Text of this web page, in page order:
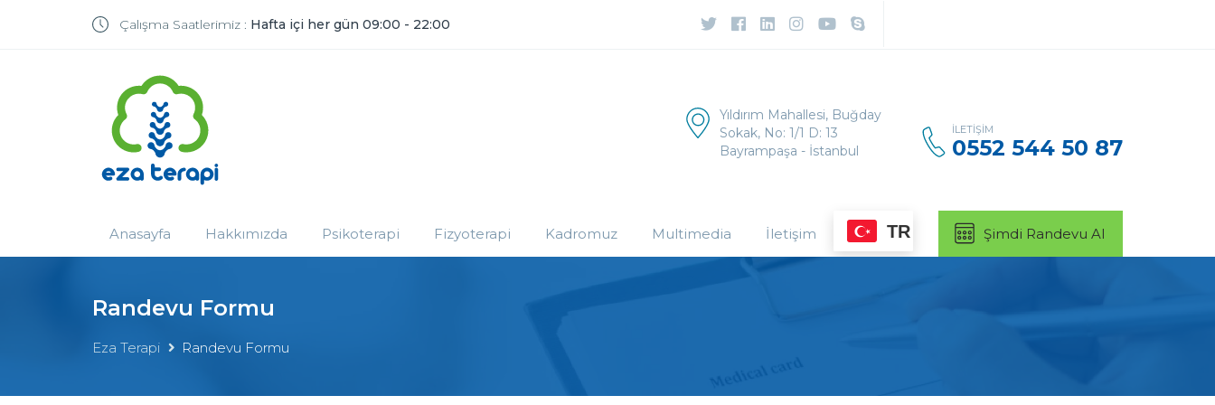
Çalışma Saatlerimiz : Hafta içi her gün 09:00 - 22:00
Yıldırım Mahallesi, Buğday
Sokak, No: 1/1 D: 13
Bayrampaşa - İstanbul
İLETIŞIM
0552 544 50 87
Anasayfa Hakkımızda Psikoterapi Fizyoterapi Kadromuz Multimedia İletişim TR Şimdi Randevu Al
Randevu Formu
Eza Terapi Randevu Formu